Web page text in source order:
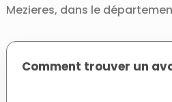
Mezieres, dans le
Comment trouver un